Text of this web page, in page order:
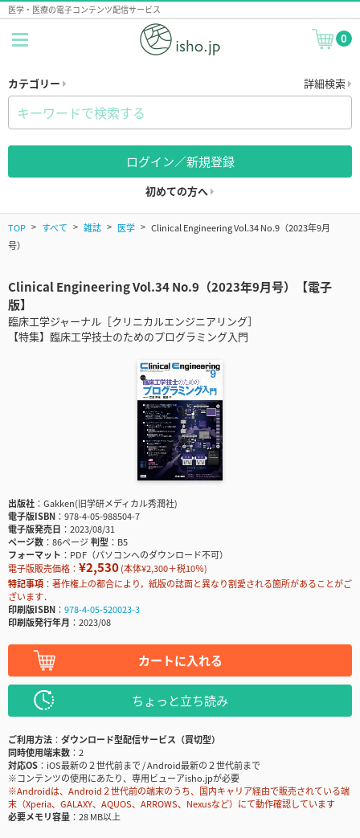
医学・医療の電子コンテンツ配信サービス
0
カテゴリー 詳細検索
ログイン／新規登録
初めての方へ
TOP すべて 雑誌 医学
Clinical Engineering Vol.34 No.9（2023年9月
号）
Clinical Engineering Vol.34 No.9（2023年9月号）【電子
版】
臨床工学ジャーナル［クリニカルエンジニアリング］
【特集】臨床工学技士のためのプログラミング入門
出版社
Gakken(旧学研メディカル秀潤社)
電子版ISBN
978-4-05-988504-7
電子版発売日
2023/08/31
ページ数
86ページ判型
B5
フォーマット
PDF（パソコンへのダウンロード不可）
電子版販売価格： ¥2,530(本体¥2,300＋税10％)
特記事項
著作権上の都合により，紙版の誌面と異なり割愛される箇所があることがご
ざいます．
印刷版ISBN
978-4-05-520023-3
印刷版発行年月
2023/08
カートに入れる
ちょっと立ち読み
ご利用方法
ダウンロード型配信サービス（買切型）
同時使用端末数
2
対応OS
iOS最新の２世代前まで / Android最新の２世代前まで
※コンテンツの使用にあたり、専用ビューアisho.jpが必要
※Androidは、Android２世代前の端末のうち、国内キャリア経由で販売されている端
末（Xperia、GALAXY、AQUOS、ARROWS、Nexusなど）にて動作確認しています
必要メモリ容量
28 MB以上